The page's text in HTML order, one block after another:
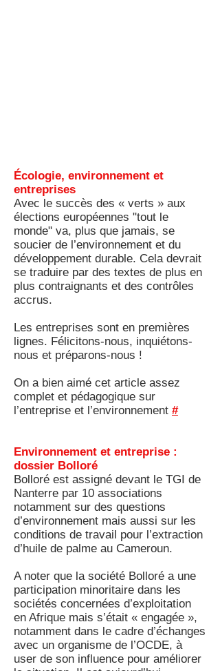
Écologie, environnement et
entreprises
Avec le succès des « verts » aux
élections européennes "tout le
monde" va, plus que jamais, se
soucier de l’environnement et du
développement durable. Cela devrait
se traduire par des textes de plus en
plus contraignants et des contrôles
accrus.
Les entreprises sont en premières
lignes. Félicitons-nous, inquiétons-
nous et préparons-nous !
On a bien aimé cet article assez
complet et pédagogique sur
l’entreprise et l’environnement #
Environnement et entreprise :
dossier Bolloré
Bolloré est assigné devant le TGI de
Nanterre par 10 associations
notamment sur des questions
d’environnement mais aussi sur les
conditions de travail pour l’extraction
d’huile de palme au Cameroun.
A noter que la société Bolloré a une
participation minoritaire dans les
sociétés concernées d’exploitation
en Afrique mais s’était « engagée »,
notamment dans le cadre d’échanges
avec un organisme de l’OCDE, à
user de son influence pour améliorer